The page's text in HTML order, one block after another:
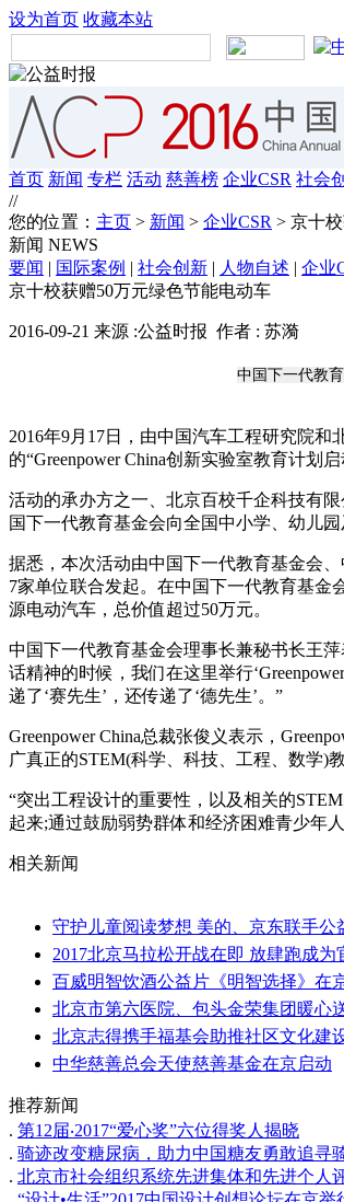
设为首页 收藏本站
首页 新闻 专栏 活动 慈善榜 企业CSR 社会
//
您的位置： 主页 > 新闻 > 企业CSR > 京十
新闻 NEWS
要闻 | 国际案例 | 社会创新 | 人物自述 | 企业
京十校获赠50万元绿色节能电动车
2016-09-21 来源 :公益时报 作者 : 苏漪
中国下一代教
2016年9月17日，由中国汽车工程研究院
的“Greenpower China创新实验室教育计划
活动的承办方之一、北京百校千企科技有
国下一代教育基金会向全国中小学、幼儿
据悉，本次活动由中国下一代教育基金会
7家单位联合发起。在中国下一代教育基金
源电动汽车，总价值超过50万元。
中国下一代教育基金会理事长兼秘书长王
话精神的时候，我们在这里举行
递了‘赛先生’，还传递了‘德先生’。”
Greenpower China总裁张俊义表示，
广真正的STEM(科学、科技、工程、数学)
“突出工程设计的重要性，以及相关的
起来;通过鼓励弱势群体和经济困难青少年
相关新闻
守护儿童阅读梦想 美的、京东联手公
2017北京马拉松开战在即 放肆跑成
百威明智饮酒公益片《明智选择》在
北京市第六医院、包头金荣集团暖心
北京志得携手福基会助推社区文化建
中华慈善总会天使慈善基金在京启动
推荐新闻
. 第12届‧2017“爱心奖”六位得奖人揭晓
. 骑迹改变糖尿病，助力中国糖友勇敢追寻
. 北京市社会组织系统先进集体和先进个人